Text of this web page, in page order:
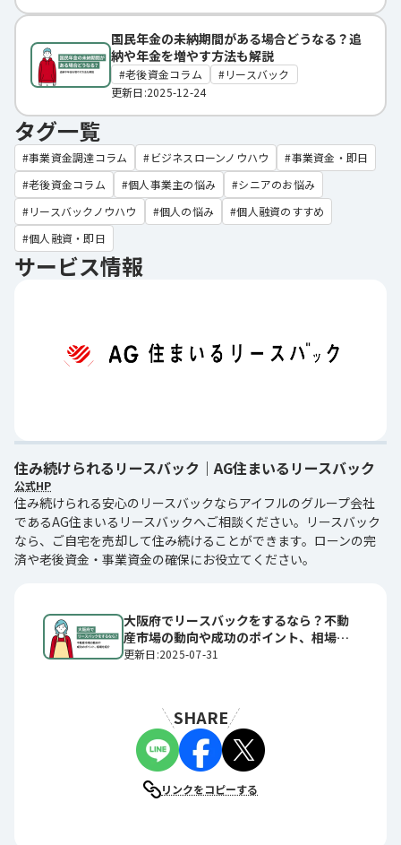
国民年金の未納期間がある場合どうなる？追
納や年金を増やす方法も解説
老後資金コラム
リースバック
更新日:2025-12-24
タグ一覧
事業資金調達コラム ビジネスローンノウハウ
事業資金・即日
老後資金コラム
個人事業主の悩み
シニアのお悩み
リースバックノウハウ
個人の悩み
個人融資のすすめ
個人融資・即日
サービス情報
住み続けられるリースバック｜AG住まいるリースバック
公式HP
住み続けられる安心のリースバックならアイフルのグループ会社
であるAG住まいるリースバックへご相談ください。リースバック
なら、ご自宅を売却して住み続けることができます。ローンの完
済や老後資金・事業資金の確保にお役立てください。
大阪府でリースバックをするなら？不動
産市場の動向や成功のポイント、相場を
紹介
更新日:2025-07-31
SHARE
リンクをコピーする